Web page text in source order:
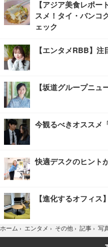
【アジア美食レポ
スメ！タイ・バンコ
ェック
【エンタメRBB】
【坂道グループニ
今観るべきオススメ
快適デスクのヒント
【進化するオフィス】
ホーム › エンタメ › その他 › 記事 › 写